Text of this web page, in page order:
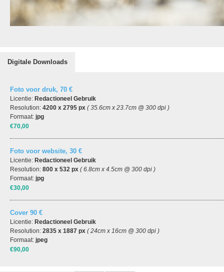
Digitale Downloads
Foto voor druk, 70 €
Licentie: Redactioneel Gebruik
Resolution: 4200 x 2795 px ( 35.6cm x 23.7cm @ 300 dpi )
Formaat: jpg
€70,00
Foto voor website, 30 €
Licentie: Redactioneel Gebruik
Resolution: 800 x 532 px ( 6.8cm x 4.5cm @ 300 dpi )
Formaat: jpg
€30,00
Cover 90 €
Licentie: Redactioneel Gebruik
Resolution: 2835 x 1887 px ( 24cm x 16cm @ 300 dpi )
Formaat: jpeg
€90,00